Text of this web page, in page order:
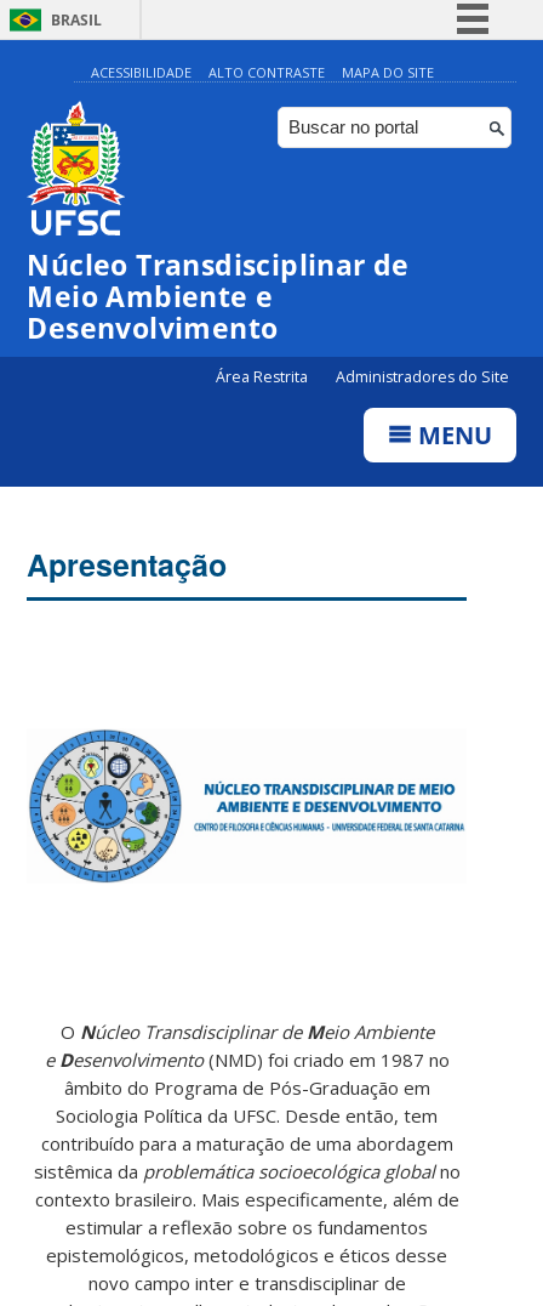
BRASIL
Simplifique!
Comunica BR
Participe
Canais
ACESSIBILIDADE ALTO CONTRASTE MAPA DO SITE
Núcleo Transdisciplinar de
Meio Ambiente e
Desenvolvimento
Área Restrita Administradores do Site
MENU
Apresentação
O Núcleo Transdisciplinar de Meio Ambiente
e Desenvolvimento(NMD) foi criado em 1987 no
âmbito do Programa de Pós-Graduação em
Sociologia Política da UFSC. Desde então, tem
contribuído para a maturação de uma abordagem
sistêmica da problemática socioecológica globalno
contexto brasileiro. Mais especificamente, além de
estimular a reflexão sobre os fundamentos
epistemológicos, metodológicos e éticos desse
novo campo inter e transdisciplinar de